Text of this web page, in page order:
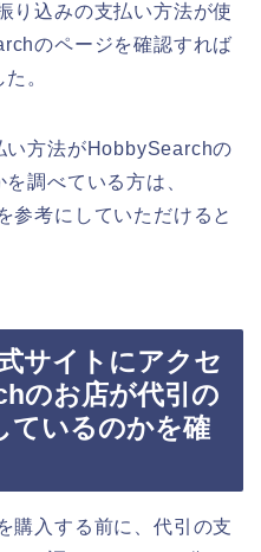
り込みの支払い方法が使
のページを確認すれば
。
い方法がHobbySearchの
調べている方は、
参考にしていただけると
サイトにアクセ
のお店が代引の
ているのかを確
購入する前に、代引の支